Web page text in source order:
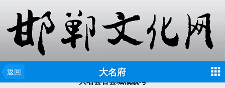
返回 大名府
大名县古县城概貌考